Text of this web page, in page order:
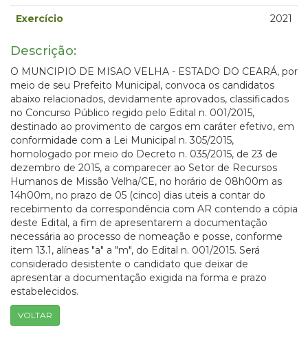
Exercício 2021
Descrição:
O MUNCIPIO DE MISAO VELHA - ESTADO DO CEARÁ, por
meio de seu Prefeito Municipal, convoca os candidatos
abaixo relacionados, devidamente aprovados, classificados
no Concurso Público regido pelo Edital n. 001/2015,
destinado ao provimento de cargos em caráter efetivo, em
conformidade com a Lei Municipal n. 305/2015,
homologado por meio do Decreto n. 035/2015, de 23 de
dezembro de 2015, a comparecer ao Setor de Recursos
Humanos de Missão Velha/CE, no horário de 08h00m as
14h00m, no prazo de 05 (cinco) dias uteis a contar do
recebimento da correspondência com AR contendo a cópia
deste Edital, a fim de apresentarem a documentação
necessária ao processo de nomeação e posse, conforme
item 13.1, alíneas "a" a "m", do Edital n. 001/2015. Será
considerado desistente o candidato que deixar de
apresentar a documentação exigida na forma e prazo
estabelecidos.
VOLTAR